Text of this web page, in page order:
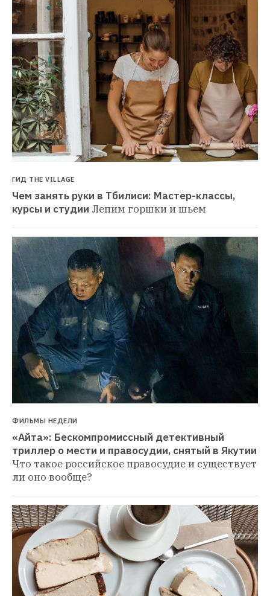
ГИД THE VILLAGE
Чем занять руки в Тбилиси: Мастер-классы,
курсы и студии Лепим горшки и шьем
ФИЛЬМЫ НЕДЕЛИ
«Айта»: Бескомпромиссный детективный
триллер о мести и правосудии, снятый в Якутии
Что такое российское правосудие и существует
ли оно вообще?